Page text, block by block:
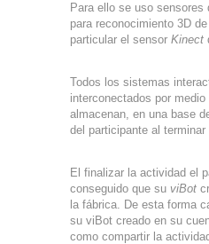
Para ello se uso sensores
para reconocimiento 3D
particular el sensor Kinect
Todos los sistemas
interconectados por
almacenan, en una base
del participante al
El finalizar la actividad el
conseguido que su viBot
la fábrica. De esta forma
su viBot creado en su
como compartir la